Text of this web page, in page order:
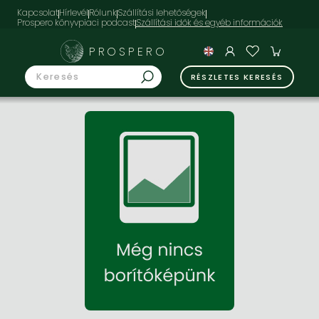
KapcsolatHírlevélRólunkSzállítási lehetőségek
Prospero könyvpiaci podcast
PROSPERO
RÉSZLETES KERESÉS